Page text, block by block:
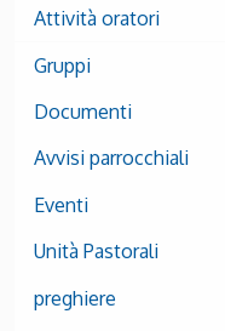
Attività oratori
Gruppi
Documenti
Avvisi parrocchiali
Eventi
Unità Pastorali
preghiere